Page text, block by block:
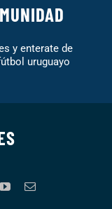
y enterate de
uruguayo